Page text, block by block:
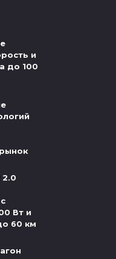
и
до 100
2.0
Вт и
60 км